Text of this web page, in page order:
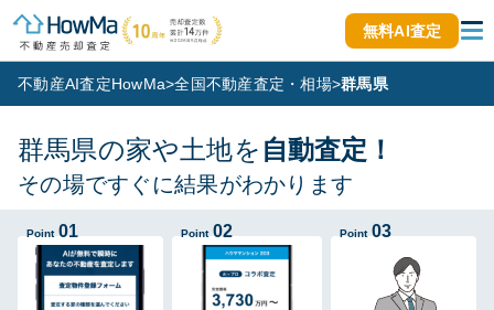
無料AI査定
不動産AI査定HowMa>全国不動産査定・相場>群馬県
群馬県の家や土地を 自動査定！
その場ですぐに結果がわかります
Point 01 Point 02 Point 03